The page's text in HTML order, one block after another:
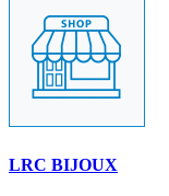
LRC BIJOUX